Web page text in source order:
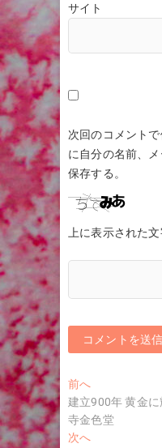
サイト
次回のコメント
に自分の名前、
保存する。
上に表示された文
投
稿
ナ
前へ過
去
の
投
建立900年 黄金
寺金色堂
次へ次